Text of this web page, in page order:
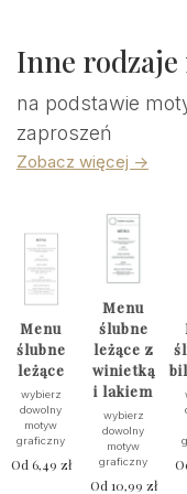
Inne rodzaje
na podstawie
zaproszeń
Zobacz więcej ->
Menu
ślubne
leżące
wybierz
dowolny
motyw
graficzny
Od 6,49 zł
Menu
ślubne
leżące z
winietką
i lakiem
wybierz
dowolny
motyw
graficzny
Od 10,99 zł